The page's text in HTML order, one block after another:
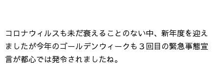
コロナウィルスも未だ衰えることのない中、新年度を迎え
ましたが今年のゴールデンウィークも３回目の緊急事態宣
言が都心では発令されましたね。